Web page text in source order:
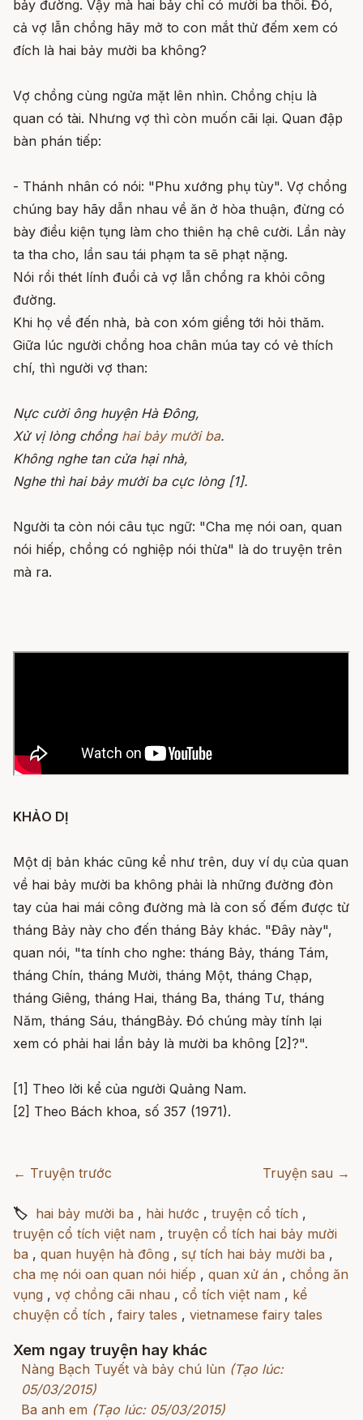
bảy đường. Vậy mà hai bảy chỉ có mười ba thôi. Đó,
cả vợ lẫn chồng hãy mở to con mắt thử đếm xem có
đích là hai bảy mười ba không?
Vợ chồng cùng ngửa mặt lên nhìn. Chồng chịu là
quan có tài. Nhưng vợ thì còn muốn cãi lại. Quan đập
bàn phán tiếp:
- Thánh nhân có nói: "Phu xướng phụ tùy". Vợ chồng
chúng bay hãy dẫn nhau về ăn ở hòa thuận, đừng có
bày điều kiện tụng làm cho thiên hạ chê cười. Lần này
ta tha cho, lần sau tái phạm ta sẽ phạt nặng.
Nói rồi thét lính đuổi cả vợ lẫn chồng ra khỏi công
đường.
Khi họ về đến nhà, bà con xóm giềng tới hỏi thăm.
Giữa lúc người chồng hoa chân múa tay có vẻ thích
chí, thì người vợ than:
Nực cười ông huyện Hà Đông,
Xử vị lòng chồng hai bảy mười ba.
Không nghe tan cửa hại nhà,
Nghe thì hai bảy mười ba cực lòng [1].
Người ta còn nói câu tục ngữ: "Cha mẹ nói oan, quan
nói hiếp, chồng có nghiệp nói thừa" là do truyện trên
mà ra.
KHẢO DỊ
Một dị bản khác cũng kể như trên, duy ví dụ của quan
về hai bảy mười ba không phải là những đường đòn
tay của hai mái công đường mà là con số đếm được từ
tháng Bảy này cho đến tháng Bảy khác. "Đây này",
quan nói, "ta tính cho nghe: tháng Bảy, tháng Tám,
tháng Chín, tháng Mười, tháng Một, tháng Chạp,
tháng Giêng, tháng Hai, tháng Ba, tháng Tư, tháng
Năm, tháng Sáu, thángBảy. Đó chúng mày tính lại
xem có phải hai lần bảy là mười ba không [2]?".
[1] Theo lời kể của người Quảng Nam.
[2] Theo Bách khoa, số 357 (1971).
← Truyện trước Truyện sau →
🏷 hai bảy mười ba , hài hước , truyện cổ tích ,
truyện cổ tích việt nam , truyện cổ tích hai bảy mười
ba , quan huyện hà đông , sự tích hai bảy mười ba ,
cha mẹ nói oan quan nói hiếp , quan xử án , chồng ăn
vụng , vợ chồng cãi nhau , cổ tích việt nam , kể
chuyện cổ tích , fairy tales , vietnamese fairy tales
Xem ngay truyện hay khác
Nàng Bạch Tuyết và bảy chú lùn (Tạo lúc:
05/03/2015)
Ba anh em (Tạo lúc: 05/03/2015)